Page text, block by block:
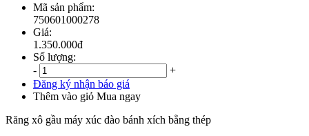
Mã sản phẩm:
750601000278
Giá:
1.350.000đ
Số lượng:
-
+
Đăng ký nhận báo giá
Thêm vào giỏ Mua ngay
Răng xô gầu máy xúc đào bánh xích bằng thép